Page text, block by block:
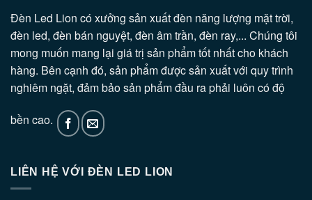
Đèn Led Lion có xưởng sản xuất đèn năng lượng mặt trời,
đèn led, đèn bán nguyệt, đèn âm trần, đèn ray,... Chúng tôi
mong muốn mang lại giá trị sản phẩm tốt nhất cho khách
hàng. Bên cạnh đó, sản phẩm được sản xuất với quy trình
nghiêm ngặt, đảm bảo sản phẩm đầu ra phải luôn có độ
bền cao.
LIÊN HỆ VỚI ĐÈN LED LION